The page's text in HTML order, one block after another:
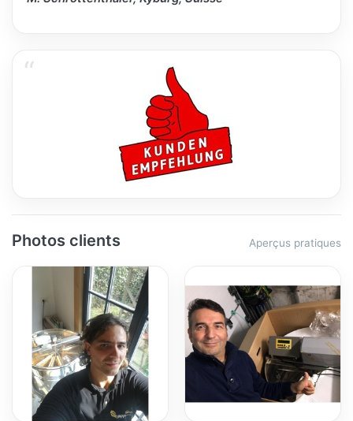
Photos clients Aperçus pratiques